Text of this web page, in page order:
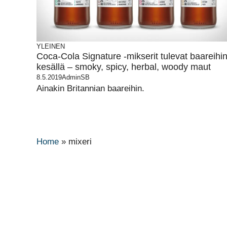
YLEINEN
Coca-Cola Signature -mikserit tulevat baareihin
kesällä – smoky, spicy, herbal, woody maut
8.5.2019AdminSB
Ainakin Britannian baareihin.
Home » mixeri